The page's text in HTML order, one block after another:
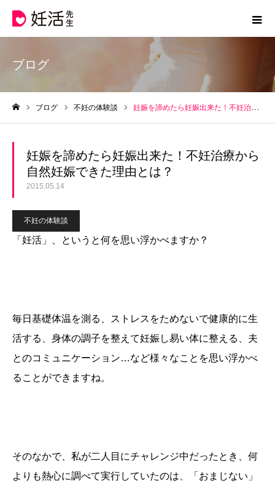
ブログ
ブログ 不妊の体験談 妊娠を諦めたら妊娠出来た！不妊治療から自然妊娠できた理由とは？
妊娠を諦めたら妊娠出来た！不妊治療から
自然妊娠できた理由とは？
2015.05.14
不妊の体験談
「妊活」、というと何を思い浮かべますか？
毎日基礎体温を測る、ストレスをためないで健康的に生
活する、身体の調子を整えて妊娠し易い体に整える、夫
とのコミュニケーション…など様々なことを思い浮かべ
ることができますね。
そのなかで、私が二人目にチャレンジ中だったとき、何
よりも熱心に調べて実行していたのは、「おまじない」